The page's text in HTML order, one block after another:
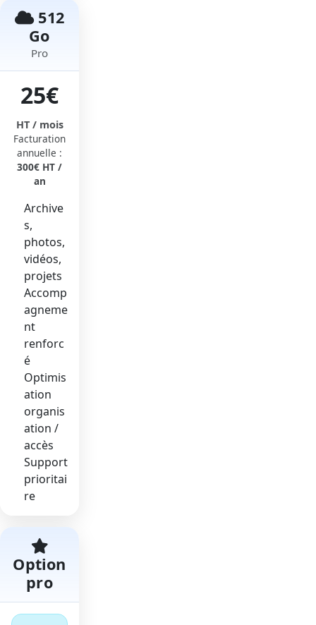
512
Go
Pro
25€
HT / mois
Facturation
annuelle :
300€ HT /
an
Archive
s,
photos,
vidéos,
projets
Accomp
agneme
nt
renforc
é
Optimis
ation
organis
ation /
accès
Support
prioritai
re
Option
pro